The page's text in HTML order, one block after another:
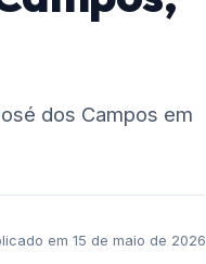
dos Campos em
em 15 de maio de 2026